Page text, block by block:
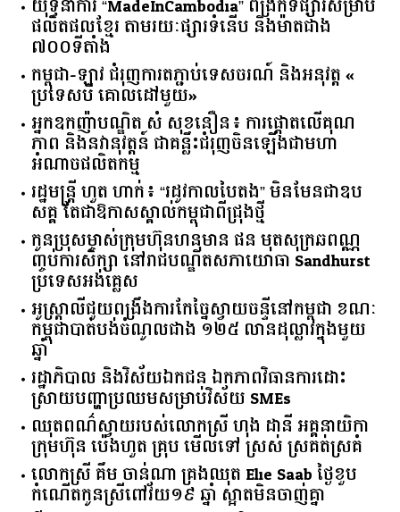
យុទ្ធនាការ “MadeInCambodia” ពង្រីកទីផ្សារសម្រាប់
ផលិតផលខ្មែរ តាមរយៈផ្សារទំនើប និងម៉ាតជាង
៧០០ទីតាំង
កម្ពុជា​-​ឡាវ ​ជំរុញ​ការ​តភ្ជាប់​ទេសចរណ៍​ ​និង​អនុវត្ត​ ​«​
ប្រទេស​បី ​គោលដៅ​មួយ​»
អ្នកឧកញ៉ាបណ្ឌិត សំ សុខនឿន៖ ការផ្តោតលើគុណ
ភាព និងនវានុវត្តន៍ ជាគន្លឹះជំរុញចិនឡើងជាមហា
អំណាចផលិតកម្ម
រដ្ឋមន្ត្រី ហួត ហាក់៖ “រដូវកាលបៃតង” មិនមែនជាឧប
សគ្គ តែជាឱកាសស្គាល់កម្ពុជាពីជ្រុងថ្មី
កូនប្រុសម្ចាស់ក្រុមហ៊ុនហនុមាន ផន មុតសុក្រឆពណ្ណ
ញ្ចប់ការសិក្សា នៅរាជបណ្ឌិតសភាយោធា Sandhurst
ប្រទេសអង់គ្លេស
អូស្ត្រាលី​ជួយ​ពង្រឹង​ការ​កែច្នៃ​ស្វាយចន្ទី​នៅ​កម្ពុជា​ ​ខណៈ​
កម្ពុជា​បាត់បង់​ចំណូល​ជាង​ ​១២៥​ ​លាន​ដុល្លារ​ក្នុង​មួយ​
ឆ្នាំ​
រដ្ឋាភិបាល​ ​និង​វិស័យ​ឯកជន ​ឯកភាព​វិធានការ​ដោះ
ស្រាយ​បញ្ហា​ប្រឈម​​សម្រាប់​វិស័យ​ ​SMEs​
ឈុតពណ៌ស្វាយរបស់លោកស្រី ហុង ដានី អគ្គ​នាយិកា​
ក្រុមហ៊ុន ប៉េងហួត គ្រុប មើលទៅ ស្រស់ ស្រគត់ស្រគំ
លោកស្រី គឹម ចាន់ណា គ្រងឈុត Elie Saab ថ្ងៃខួប
កំណើតកូនស្រីពៅវ័យ១៩ ឆ្នាំ ស្អាតមិនចាញ់គ្នា